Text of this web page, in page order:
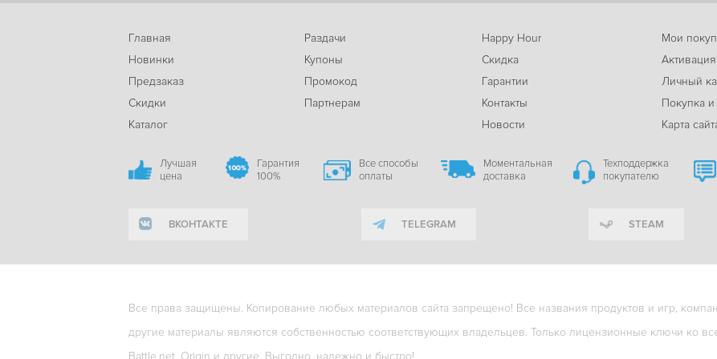
Главная
Новинки
Предзаказ
Скидки
Каталог
Раздачи
Купоны
Промокод
Партнерам
Happy Hour
Скидка
Гарантии
Контакты
Новости
Мои
Личный
Покупка и
Карта
Лучшая
цена
Гарантия
100%
Все способы
оплаты
Моментальная
доставка
Техподдержка
покупателю
ВКОНТАКТЕ TELEGRAM STEAM
Все права защищены. Копирование любых материалов сайта запрещено! Все названия продуктов и игр,
другие материалы являются собственностью соответствующих владельцев. Только лицензионные ключи ко
Battle.net, Origin и другие. Выгодно, надежно и быстро!